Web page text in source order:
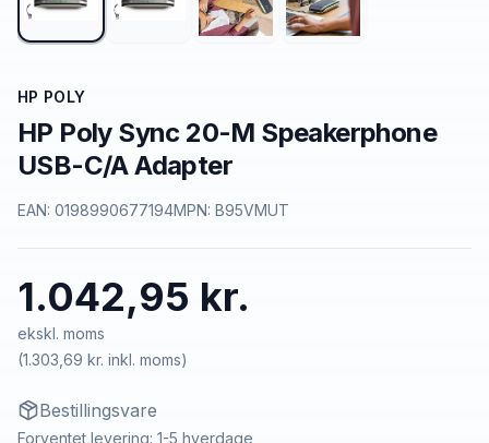
HP POLY
HP Poly Sync 20-M Speakerphone
USB-C/A Adapter
EAN: 0198990677194MPN: B95VMUT
1.042,95 kr.
ekskl. moms
(1.303,69 kr. inkl. moms)
Bestillingsvare
Forventet levering: 1-5 hverdage